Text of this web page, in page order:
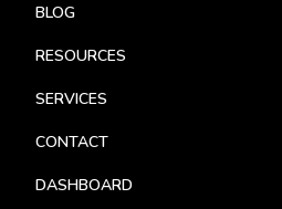
BLOG
RESOURCES
SERVICES
CONTACT
DASHBOARD